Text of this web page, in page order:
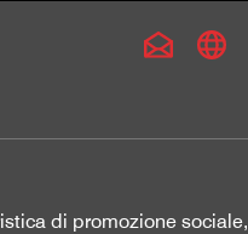
di promozione sociale,